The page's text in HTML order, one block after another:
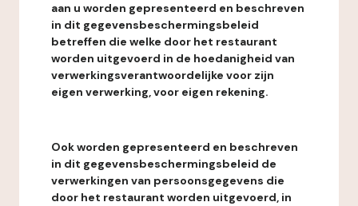
aan u worden gepresenteerd en beschreven
in dit gegevensbeschermingsbeleid
betreffen die welke door het restaurant
worden uitgevoerd in de hoedanigheid van
verwerkingsverantwoordelijke voor zijn
eigen verwerking, voor eigen rekening.
Ook worden gepresenteerd en beschreven
in dit gegevensbeschermingsbeleid de
verwerkingen van persoonsgegevens die
door het restaurant worden uitgevoerd, in